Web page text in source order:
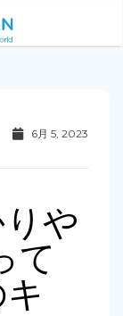
6月 5, 2023
や
て